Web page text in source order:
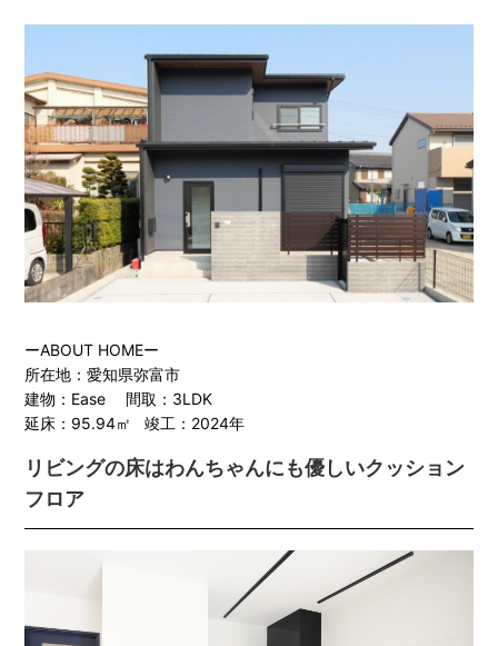
ーABOUT HOMEー
所在地：愛知県弥富市
建物：Ease 間取：3LDK
延床：95.94㎡ 竣工：2024年
リビングの床はわんちゃんにも優しいクッション
フロア